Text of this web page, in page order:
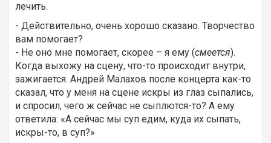
лечить.
- Действительно, очень хорошо сказано. Творчество
вам помогает?
- Не оно мне помогает, скорее – я ему (смеется).
Когда выхожу на сцену, что-то происходит внутри,
зажигается. Андрей Малахов после концерта как-то
сказал, что у меня на сцене искры из глаз сыпались,
и спросил, чего ж сейчас не сыплются-то? А ему
ответила: «А сейчас мы суп едим, куда их сыпать,
искры-то, в суп?»